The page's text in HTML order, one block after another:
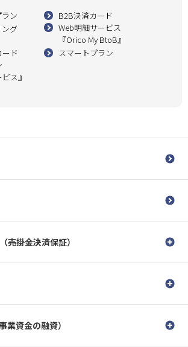
ン
B2B決済カード
グ
Web明細サービス
『Orico My BtoB』
ド
スマートプラン
ス』
売掛金決済保証）
業資金の融資）